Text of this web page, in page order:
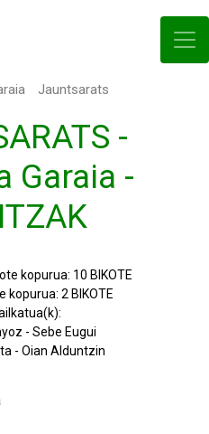
Jauntsarats
-
Garaia -
kopurua: 10 BIKOTE
kopurua: 2 BIKOTE
- Sebe Eugui
- Oian Alduntzin